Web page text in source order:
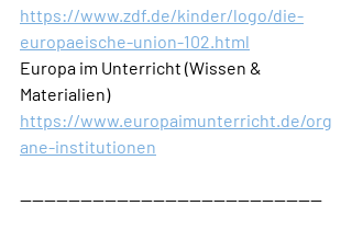
https://www.zdf.de/kinder/logo/die-
europaeische-union-102.html
Europa im Unterricht (Wissen &
Materialien)
https://www.europaimunterricht.de/org
ane-institutionen
--------------------------------------------------